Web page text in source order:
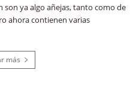
son ya algo añejas, tanto como de
ahora contienen varias
más